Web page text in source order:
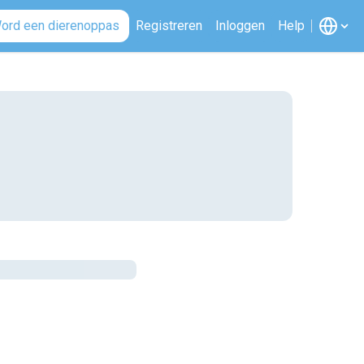
een dierenoppas Registreren Inloggen Help